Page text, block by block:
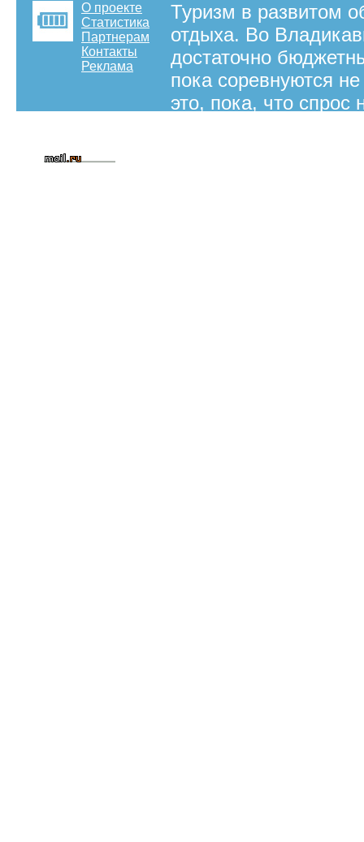
О проекте
Статистика
Партнерам
Контакты
Реклама
Туризм в развитом
отдыха. Во
достаточно
пока соревнуются
это, пока, что спрос